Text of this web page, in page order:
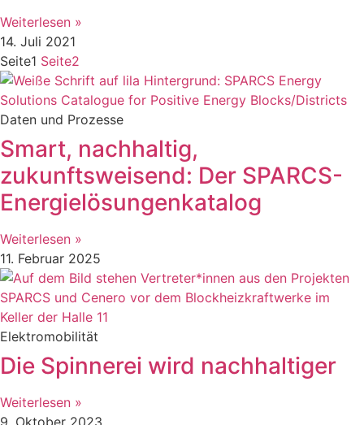
Weiterlesen »
14. Juli 2021
Seite1 Seite2
Daten und Prozesse
Smart, nachhaltig,
zukunftsweisend: Der SPARCS-
Energielösungenkatalog
Weiterlesen »
11. Februar 2025
Elektromobilität
Die Spinnerei wird nachhaltiger
Weiterlesen »
9. Oktober 2023